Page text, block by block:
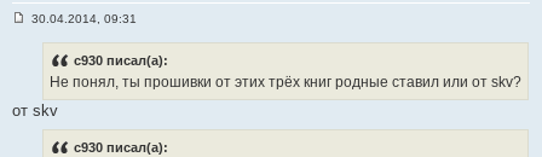
30.04.2014, 09:31
c930 писал(а):
Не понял, ты прошивки от этих трёх книг родные ставил или от skv?
от skv
c930 писал(а):